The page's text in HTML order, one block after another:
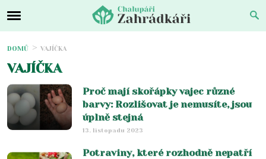
DOMŮ VAJÍČKA
VAJÍČKA
Proč mají skořápky vajec různé
barvy: Rozlišovat je nemusíte, jsou
úplně stejná
13. listopadu 2023
Potraviny, které rozhodně nepatří